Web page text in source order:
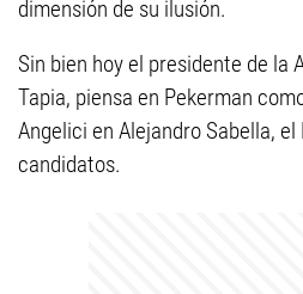
dimensión de su ilusión.
Sin bien hoy el presidente de la
Tapia, piensa en Pekerman
Angelici en Alejandro Sabella,
candidatos.